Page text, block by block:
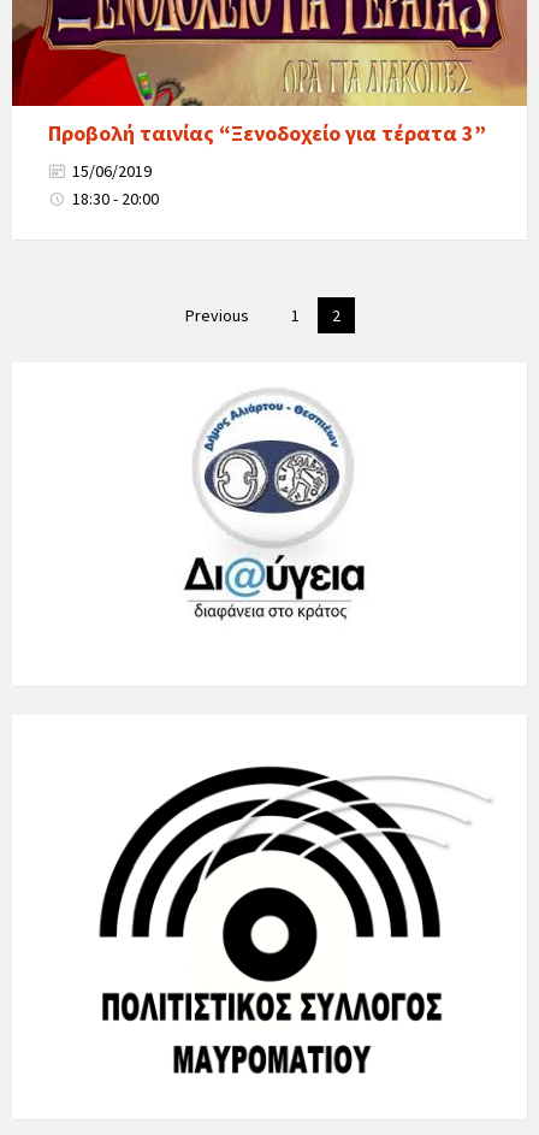
Προβολή ταινίας “Ξενοδοχείο για τέρατα 3”
15/06/2019
18:30 - 20:00
Previous 1 2